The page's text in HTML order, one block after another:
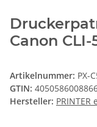
Canon CLI-
Artikelnummer: PX-
GTIN:
Hersteller: PRINTER